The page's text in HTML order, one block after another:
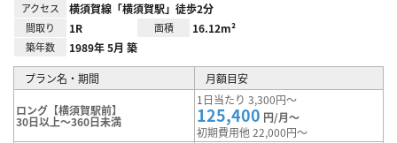
アクセス 横須賀線「横須賀駅」徒歩2分
間取り 1R 面積 16.12m²
築年数 1989年 5月 築
プラン名・期間 月額目安
ロング【横須賀駅前】
30日以上～360日未満
1日当たり 3,300円～
125,400 円/月～
初期費用他 22,000円～